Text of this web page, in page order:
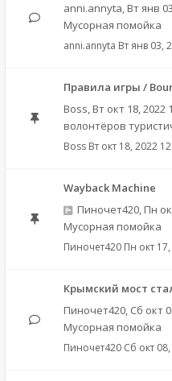
anni.annyta, Вт янв
Мусорная помойка
anni.annyta Вт янв 03,
Правила игры /
Boss, Вт окт 18, 2022
волонтёров
Boss Вт окт 18, 2022
Wayback Machine
Пиночет420, Пн
Мусорная помойка
Пиночет420 Пн окт
Крымский мост
Пиночет420, Сб окт
Мусорная помойка
Пиночет420 Сб окт